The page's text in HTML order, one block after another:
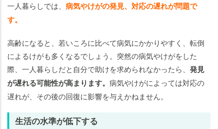
一人暮らしでは、 病気やけがの発見、対応の遅れが問題で
す。
高齢になると、若いころに比べて病気にかかりやすく、転倒
によるけがも多くなるでしょう。突然の病気やけがをした
際、一人暮らしだと自分で助けを求められなかったら、 発見
が遅れる可能性が高まります。 病気やけがによっては対応の
遅れが、その後の回復に影響を与えかねません。
生活の水準が低下する